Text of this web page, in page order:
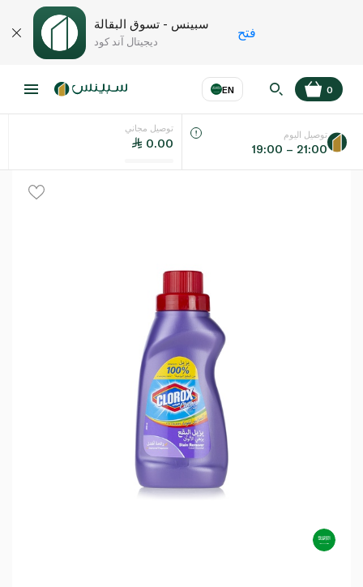
سبينس - تسوق البقالة
ديجيتال آند كود
فتح
EN
اللغة عر
0
توصيل مجاني
0.00
توصيل اليوم
19:00 – 21:00